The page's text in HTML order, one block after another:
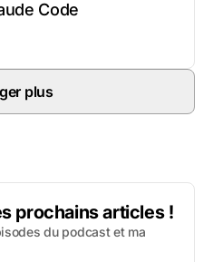
Code
plus
prochains articles !
du podcast et ma